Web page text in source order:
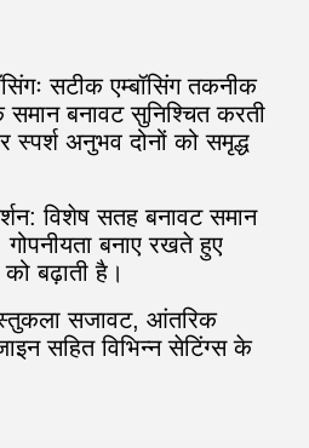
सटीक एम्बॉसिंग तकनीक
बनावट सुनिश्चित करती
अनुभव दोनों को समृद्ध
विशेष सतह बनावट समान
बनाए रखते हुए
बढ़ाती है।
सजावट, आंतरिक
सहित विभिन्न सेटिंग्स के